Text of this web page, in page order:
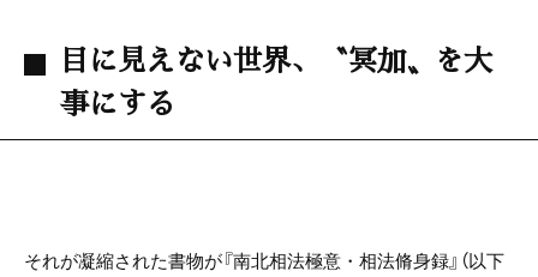
目に見えない世界、〝冥加〟を大
事にする
それが凝縮された書物が『南北相法極意・相法脩身録』（以下